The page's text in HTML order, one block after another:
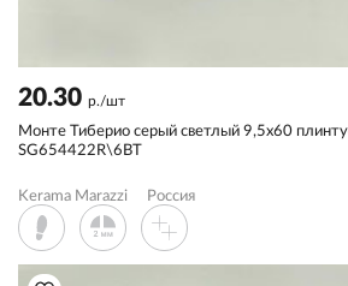
20.30 р./шт
Монте Тиберио серый светлый 9,5x60
SG654422R\6BT
Kerama Marazzi Россия